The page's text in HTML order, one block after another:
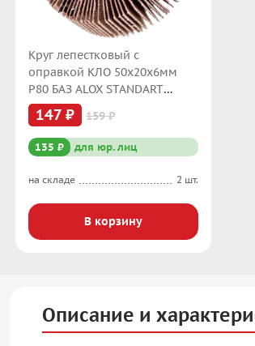
Круг лепестковый с
оправкой КЛО 50х20х6мм
P80 БАЗ ALOX STANDART
KK19XW 16H 00-00177505
147 ₽ 159 ₽
135 ₽ для юр. лиц
на складе 2 шт.
В корзину
Описание и